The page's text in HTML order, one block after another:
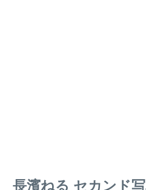
長濱ねる セカンド